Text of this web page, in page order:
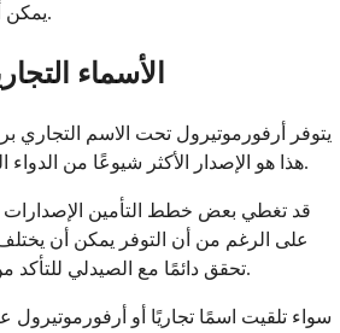
يمكن أن يؤثر على الجنين النامي.
الأسماء
يتوفر أرفورموتيرول تحت الاسم التجاري
هذا هو الإصدار الأكثر شيوعًا من الدواء الذي ستجده في الصيدليات.
قد تغطي بعض خطط التأمين الإصدارات
على الرغم من أن التوفر يمكن أن
تحقق دائمًا مع الصيدلي للتأكد من أنك تتلقى الدواء الصحيح.
سواء تلقيت اسمًا تجاريًا أو